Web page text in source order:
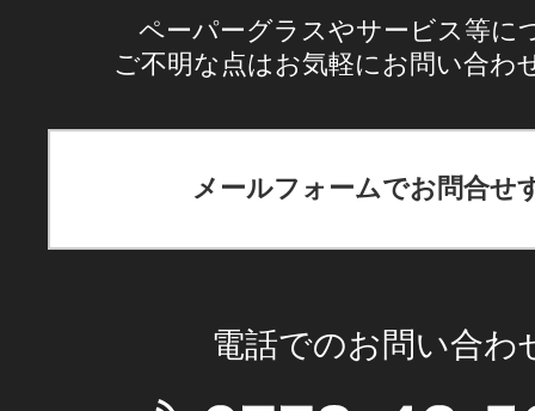
ペーパーグラスやサービス等に
ご不明な点はお気軽にお問い合わ
メールフォームでお問合せ
電話でのお問い合わ